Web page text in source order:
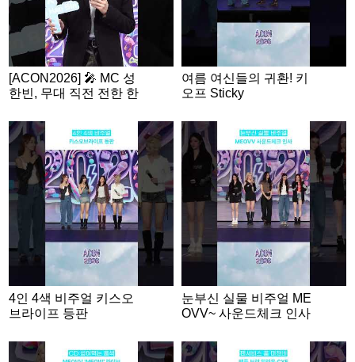
[ACON2026] 🎤 MC 성
한빈, 무대 직전 전한 한
여름 여신들의 귀환! 키
오프 Sticky
4인 4색 비주얼 키스오
브라이프 등판
눈부신 실물 비주얼 ME
OVV~ 사운드체크 인사